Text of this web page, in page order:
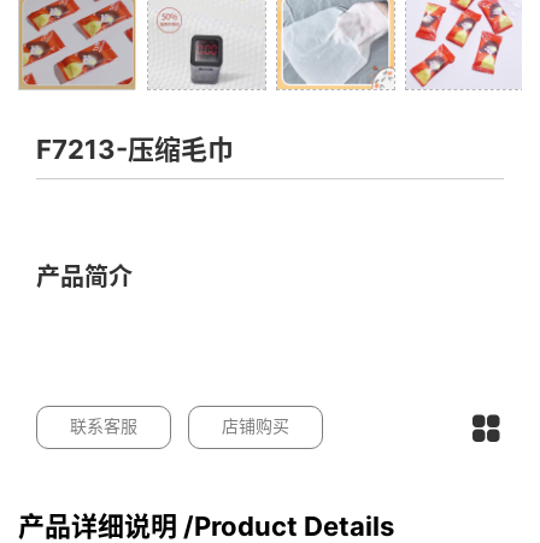
F7213-压缩毛巾
产品简介
联系客服 店铺购买
产品详细说明 /Product Details